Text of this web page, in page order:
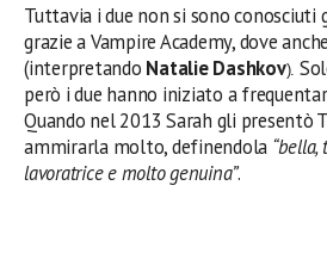
Tuttavia i due non si sono conosciuti
grazie a Vampire Academy, dove
(interpretando Natalie Dashkov).
però i due hanno iniziato a
Quando nel 2013 Sarah gli presentò
ammirarla molto, definendola “bella,
lavoratrice e molto genuina”.